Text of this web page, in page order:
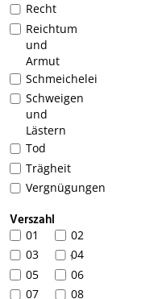
Recht
Reichtum
und
Armut
Schmeichelei
Schweigen
und
Lästern
Tod
Trägheit
Vergnügungen
Verszahl
01
02
03
104
05
06
07
08